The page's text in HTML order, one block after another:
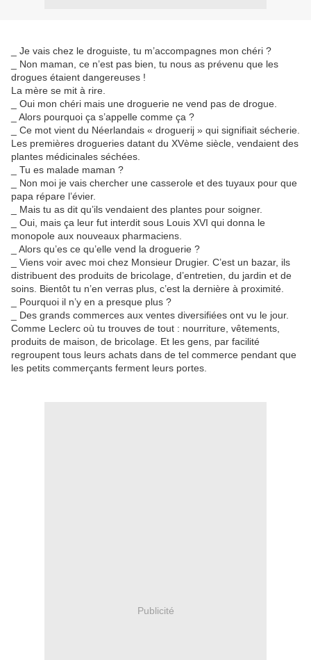
_ Je vais chez le droguiste, tu m’accompagnes mon chéri ?
_ Non maman, ce n’est pas bien, tu nous as prévenu que les
drogues étaient dangereuses !
La mère se mit à rire.
_ Oui mon chéri mais une droguerie ne vend pas de drogue.
_ Alors pourquoi ça s’appelle comme ça ?
_ Ce mot vient du Néerlandais « droguerij » qui signifiait sécherie.
Les premières drogueries datant du XVème siècle, vendaient des
plantes médicinales séchées.
_ Tu es malade maman ?
_ Non moi je vais chercher une casserole et des tuyaux pour que
papa répare l’évier.
_ Mais tu as dit qu’ils vendaient des plantes pour soigner.
_ Oui, mais ça leur fut interdit sous Louis XVI qui donna le
monopole aux nouveaux pharmaciens.
_ Alors qu’es ce qu’elle vend la droguerie ?
_ Viens voir avec moi chez Monsieur Drugier. C’est un bazar, ils
distribuent des produits de bricolage, d’entretien, du jardin et de
soins. Bientôt tu n’en verras plus, c’est la dernière à proximité.
_ Pourquoi il n’y en a presque plus ?
_ Des grands commerces aux ventes diversifiées ont vu le jour.
Comme Leclerc où tu trouves de tout : nourriture, vêtements,
produits de maison, de bricolage. Et les gens, par facilité
regroupent tous leurs achats dans de tel commerce pendant que
les petits commerçants ferment leurs portes.
Publicité